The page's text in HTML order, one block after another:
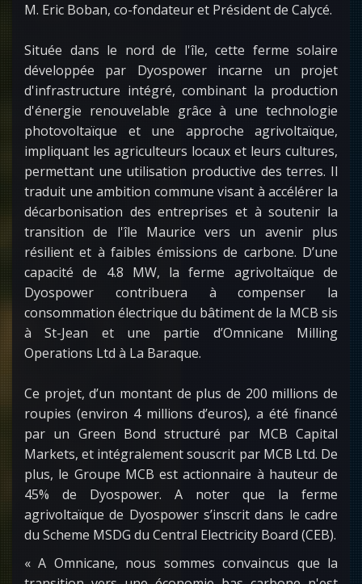
M. Eric Boban, co-fondateur et Président de Calycé.
Située dans le nord de l'île, cette ferme solaire
développée par Dyospower incarne un projet
d'infrastructure intégré, combinant la production
d'énergie renouvelable grâce à une technologie
photovoltaïque et une approche agrivoltaïque,
impliquant les agriculteurs locaux et leurs cultures,
permettant une utilisation productive des terres. Il
traduit une ambition commune visant à accélérer la
décarbonisation des entreprises et à soutenir la
transition de l'île Maurice vers un avenir plus
résilient et à faibles émissions de carbone. D’une
capacité de 4.8 MW, la ferme agrivoltaïque de
Dyospower contribuera à compenser la
consommation électrique du bâtiment de la MCB sis
à St-Jean et une partie d’Omnicane Milling
Operations Ltd à La Baraque.
Ce projet, d’un montant de plus de 200 millions de
roupies (environ 4 millions d’euros), a été financé
par un Green Bond structuré par MCB Capital
Markets, et intégralement souscrit par MCB Ltd. De
plus, le Groupe MCB est actionnaire à hauteur de
45% de Dyospower. A noter que la ferme
agrivoltaïque de Dyospower s’inscrit dans le cadre
du Scheme MSDG du Central Electricity Board (CEB).
« A Omnicane, nous sommes convaincus que la